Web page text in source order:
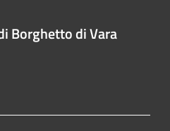
Borghetto di Vara